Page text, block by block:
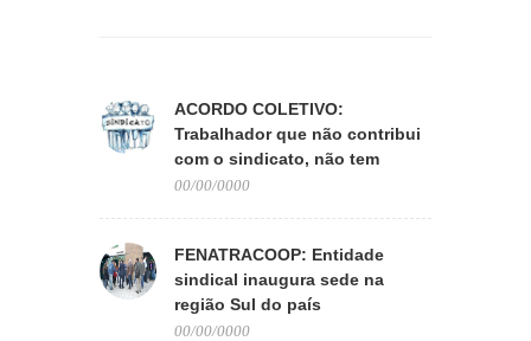
ACORDO COLETIVO:
Trabalhador que não contribui
com o sindicato, não tem
direito aos benefícios
00/00/0000
FENATRACOOP: Entidade
sindical inaugura sede na
região Sul do país
00/00/0000